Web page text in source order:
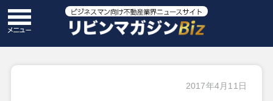
2017年4月11日